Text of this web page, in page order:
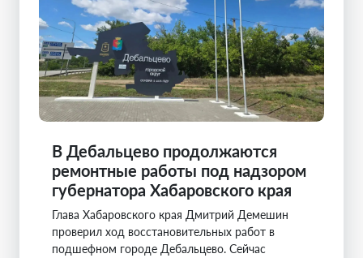
В Дебальцево продолжаются
ремонтные работы под надзором
губернатора Хабаровского края
Глава Хабаровского края Дмитрий Демешин
проверил ход восстановительных работ в
подшефном городе Дебальцево. Сейчас